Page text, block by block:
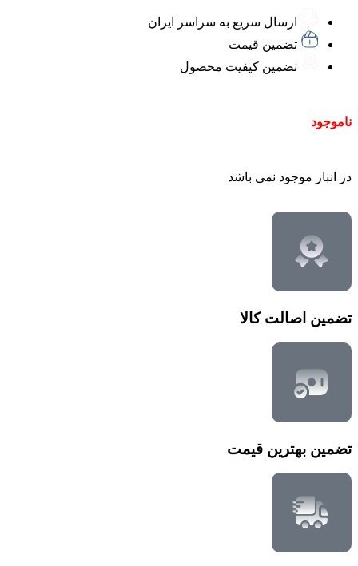
ارسال سریع به سراسر ایران
تضمین قیمت
تضمین کیفیت محصول
ناموجود
در انبار موجود نمی باشد
تضمین اصالت کالا
تضمین بهترین قیمت